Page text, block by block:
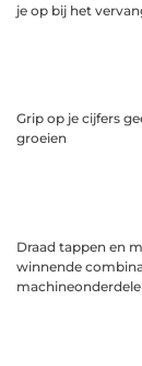
je op bij het
Grip op je cijfers
groeien
Draad tappen en
winnende